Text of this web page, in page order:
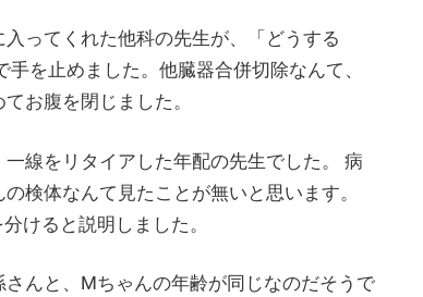
ってくれた他科の先生が、「どうする
を止めました。他臓器合併切除なんて、
お腹を閉じました。
線をリタイアした年配の先生でした。 病
検体なんて見たことが無いと思います。
けると説明しました。
んと、Mちゃんの年齢が同じなのだそうで